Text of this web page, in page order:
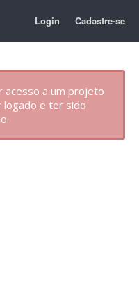
Login Cadastre-se
acesso a um projeto
logado e ter sido